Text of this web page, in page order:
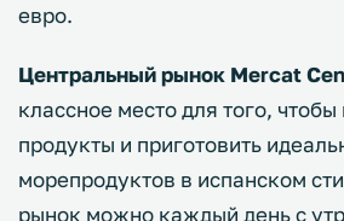
евро.
Центральный рынок Mercat
классное место для того,
продукты и приготовить
морепродуктов в испанском
рынок можно каждый день с